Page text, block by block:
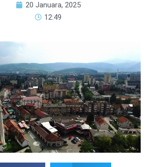
20 Januara, 2025
12:49